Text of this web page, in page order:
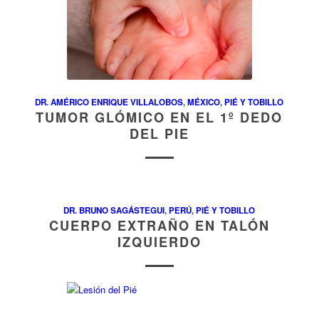
DR. AMÉRICO ENRIQUE VILLALOBOS,MÉXICO,PIÉ Y TOBILLO
TUMOR GLÓMICO EN EL 1º DEDO
DEL PIE
DR. BRUNO SAGÁSTEGUI,PERÚ,PIÉ Y TOBILLO
CUERPO EXTRAÑO EN TALÓN
IZQUIERDO